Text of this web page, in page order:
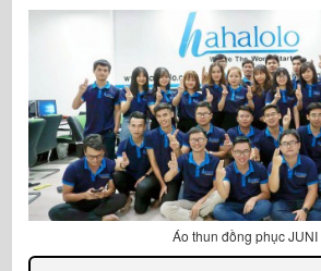
Áo thun đồng phục JUNI